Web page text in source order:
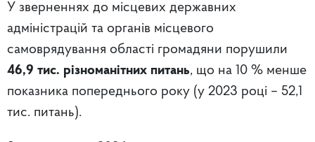
У зверненнях до місцевих державних
адміністрацій та органів місцевого
самоврядування області громадяни порушили
46,9 тис. різноманітних питань, що на 10 % менше
показника попереднього року (у 2023 році – 52,1
тис. питань).